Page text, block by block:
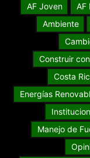
AF Joven AF
Ambiente
Construir
Costa
Energías
Manejo de